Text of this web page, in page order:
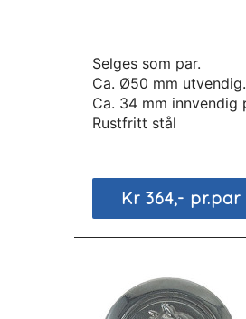
Selges som par.
Ca. Ø50 mm utvendig.
Ca. 34 mm innvendig
Rustfritt stål
Kr 364,- pr.par